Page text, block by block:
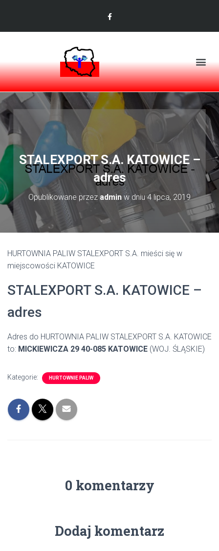
STALEXPORT S.A. KATOWICE –
adres
Opublikowane przez admin w dniu 4 lipca, 2019
HURTOWNIA PALIW STALEXPORT S.A. mieści się w
miejscowości KATOWICE
STALEXPORT S.A. KATOWICE –
adres
Adres do HURTOWNIA PALIW STALEXPORT S.A. KATOWICE
to: MICKIEWICZA 29 40-085 KATOWICE (WOJ. ŚLĄSKIE)
Kategorie: HURTOWNIE PALIW
0 komentarzy
Dodaj komentarz